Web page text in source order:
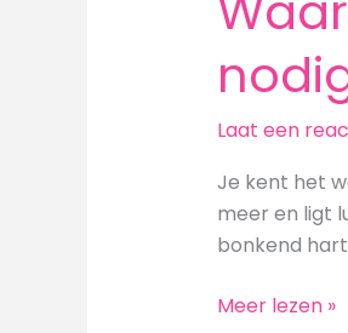
Laat een
Je kent het
meer en ligt
bonkend
Waarom
Meer lezen »